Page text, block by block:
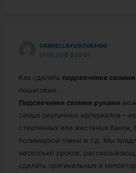
GABRIELLAYUGOVA8490
07.09.2018 В 02:01
Как сделать подсвечники своими
пошаговых…
Подсвечники своими руками
самых различных материалов –
стеклянных или жестяных банок,
полимерной глины и т.д. Мы
несколько уроков,
сделать оригинальные и